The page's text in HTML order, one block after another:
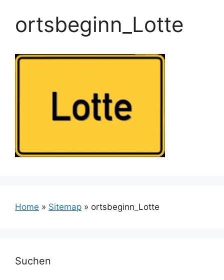
ortsbeginn_Lotte
Home » Sitemap » ortsbeginn_Lotte
Suchen